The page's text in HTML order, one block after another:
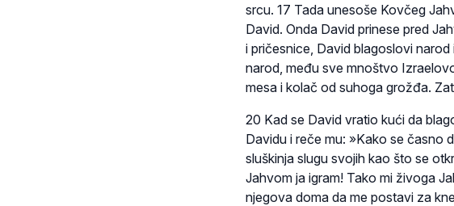
srcu. 17 Tada unesoše Kovčeg
David. Onda David prinese pred
i pričesnice, David blagoslovi
narod, među sve mnoštvo
mesa i kolač od suhoga grožđa.
20 Kad se David vratio kući da
Davidu i reče mu: »Kako se časno
sluškinja slugu svojih kao što se
Jahvom ja igram! Tako mi živoga
njegova doma da me postavi za